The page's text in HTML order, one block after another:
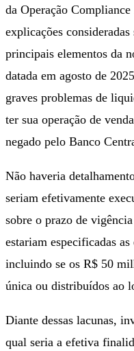
da Operação
explicações
principais elementos da
datada em agosto de
graves problemas de
ter sua operação de
negado pelo Banco
Não haveria
seriam efetivamente
sobre o prazo de
estariam especificadas
incluindo se os R$ 50
única ou distribuídos ao
Diante dessas lacunas,
qual seria a efetiva